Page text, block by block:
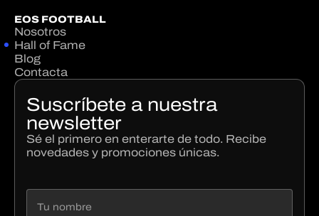
EOS FOOTBALL
Nosotros
Hall of Fame
Blog
Contacta
Suscríbete a nuestra
newsletter
Sé el primero en enterarte de todo. Recibe
novedades y promociones únicas.